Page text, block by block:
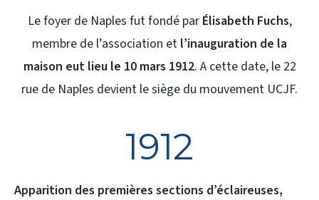
Le foyer de Naples fut fondé par Élisabeth Fuchs,
membre de l’association et l’inauguration de la
maison eut lieu le 10 mars 1912. A cette date, le 22
rue de Naples devient le siège du mouvement UCJF.
1912
Apparition des premières sections d’éclaireuses,